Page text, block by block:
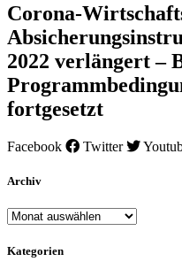
Corona-
2022 verlängert –
fortgesetzt
Facebook Twitter
Archiv
Archiv
Kategorien